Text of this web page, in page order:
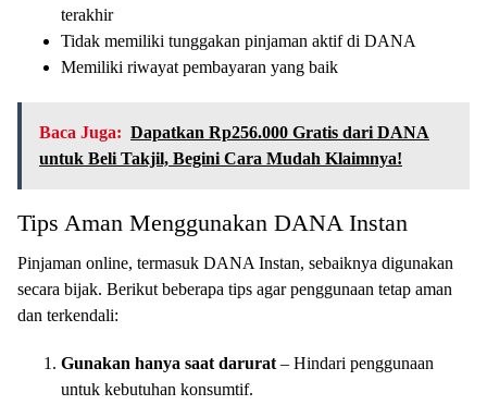
terakhir
Tidak memiliki tunggakan pinjaman aktif di DANA
Memiliki riwayat pembayaran yang baik
Baca Juga: Dapatkan Rp256.000 Gratis dari DANA
untuk Beli Takjil, Begini Cara Mudah Klaimnya!
Tips Aman Menggunakan DANA Instan
Pinjaman online, termasuk DANA Instan, sebaiknya digunakan
secara bijak. Berikut beberapa tips agar penggunaan tetap aman
dan terkendali:
Gunakan hanya saat darurat– Hindari penggunaan
untuk kebutuhan konsumtif.